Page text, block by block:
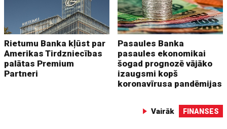
Rietumu Banka kļūst par
Amerikas Tirdzniecības
palātas Premium
Partneri
Pasaules Banka
pasaules ekonomikai
šogad prognozē vājāko
izaugsmi kopš
koronavīrusa pandēmijas
Vairāk FINANSES